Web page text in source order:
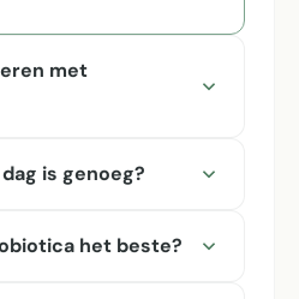
met
is genoeg?
het beste?